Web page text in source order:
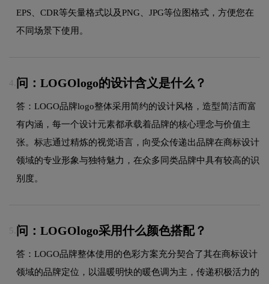
EPS、CDR等矢量格式以及PNG、JPG等位图格式，方便您在
不同场景下使用。
4. 问：LOGOlogo的设计含义是什么？
答：LOGO品牌logo整体采用简约的设计风格，造型简洁而富
有内涵，每一个设计元素都承载着品牌的核心理念与价值主
张。标志通过精炼的视觉语言，向受众传递出品牌在商标设计
领域的专业形象与独特魅力，在众多同类品牌中具有较高的识
别度。
5. 问：LOGOlogo采用什么颜色搭配？
答：LOGO品牌整体使用的色彩方案充分契合了其在商标设计
领域的品牌定位，以温暖明快的暖色调为主，传递积极活力的